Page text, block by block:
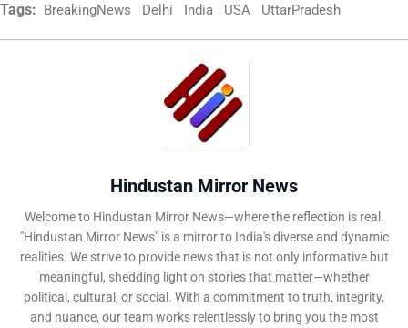
Tags: BreakingNews Delhi India USA UttarPradesh
Hindustan Mirror News
Welcome to Hindustan Mirror News—where the reflection is real.
"Hindustan Mirror News" is a mirror to India's diverse and dynamic
realities. We strive to provide news that is not only informative but
meaningful, shedding light on stories that matter—whether
political, cultural, or social. With a commitment to truth, integrity,
and nuance, our team works relentlessly to bring you the most